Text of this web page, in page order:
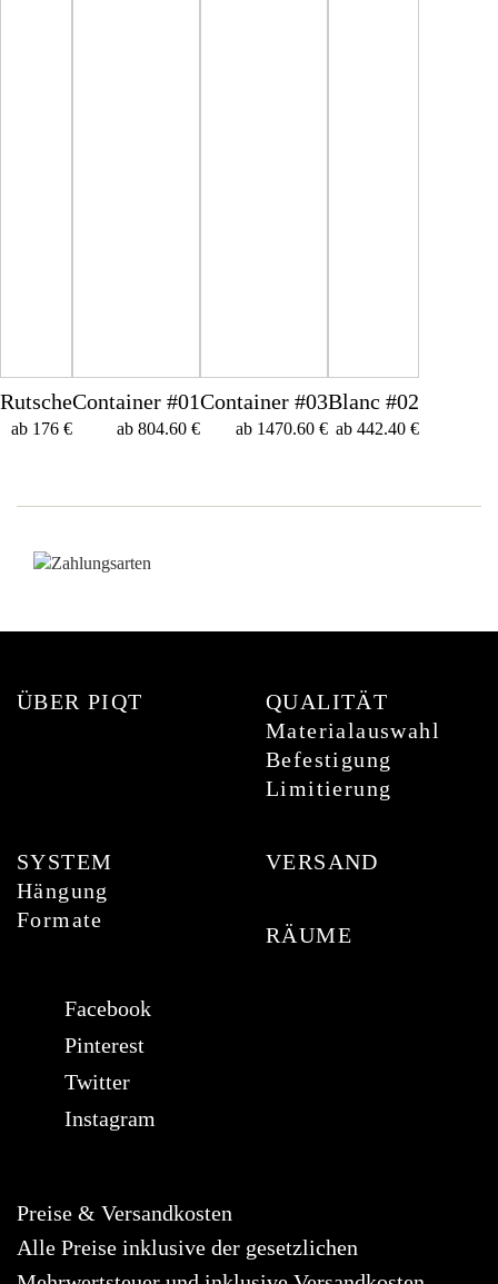
Rutsche
ab 176 €
Container #01
ab 804.60 €
Container #03
ab 1470.60 €
Blanc #02
ab 442.40 €
ÜBER PIQT
QUALITÄT
Materialauswahl
Befestigung
Limitierung
SYSTEM
Hängung
Formate
VERSAND
RÄUME
Facebook
Pinterest
Twitter
Instagram
Preise & Versandkosten
Alle Preise inklusive der gesetzlichen